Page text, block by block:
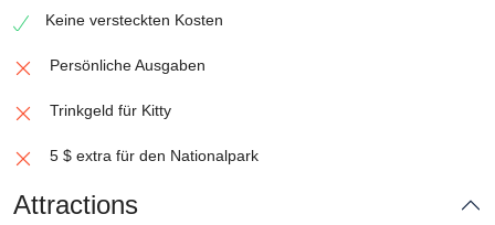
Keine versteckten Kosten
Persönliche Ausgaben
Trinkgeld für Kitty
5 $ extra für den Nationalpark
Attractions